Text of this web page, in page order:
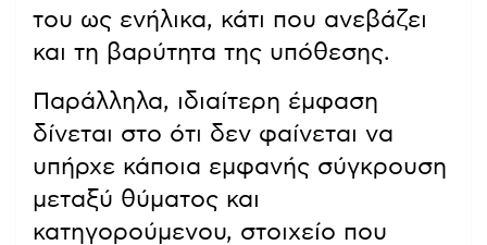
του ως ενήλικα, κάτι που ανεβάζει
και τη βαρύτητα της υπόθεσης.
Παράλληλα, ιδιαίτερη έμφαση
δίνεται στο ότι δεν φαίνεται να
υπήρχε κάποια εμφανής σύγκρουση
μεταξύ θύματος και
κατηγορούμενου, στοιχείο που